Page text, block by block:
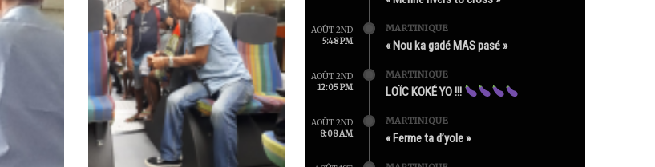
AOÛT 2ND
5:48 PM
MARTINIQUE
« Nou ka gadé MAS pasé »
AOÛT 2ND
12:05 PM
MARTINIQUE
LOÏC KOKÉ YO !!!
AOÛT 2ND
8:08 AM
MARTINIQUE
« Ferme ta d’yole »